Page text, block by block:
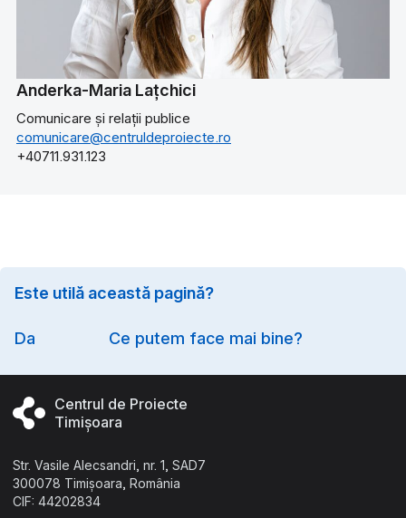
Anderka-Maria Lațchici
Comunicare și relații publice
comunicare@centruldeproiecte.ro
+40711.931.123
Este utilă această pagină?
Da Ce putem face mai bine?
Centrul de Proiecte
Timișoara
Str. Vasile Alecsandri, nr. 1, SAD7
300078 Timișoara, România
CIF: 44202834